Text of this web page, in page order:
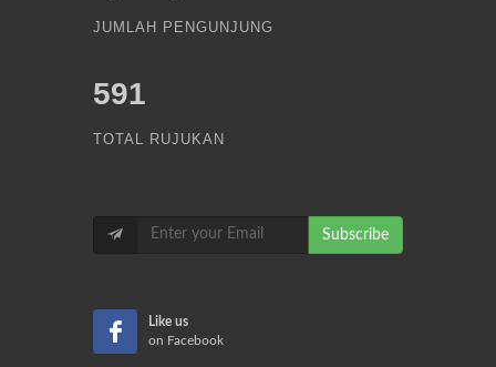
JUMLAH PENGUNJUNG
591
TOTAL RUJUKAN
Subscribe
Like us
on Facebook